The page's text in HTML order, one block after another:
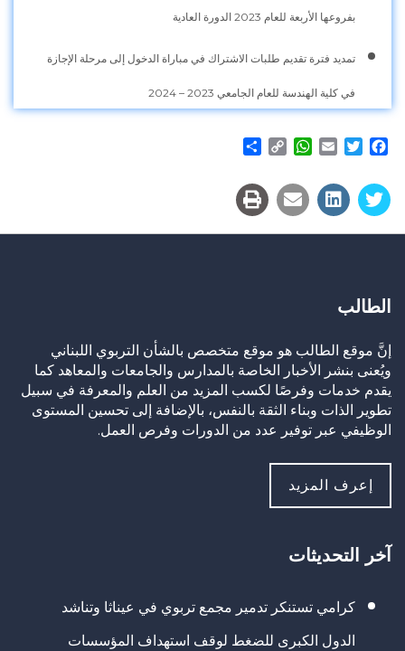
بفروعها الأربعة للعام 2023 الدورة العادية
تمديد فترة تقديم طلبات الاشتراك في مباراة الدخول إلى مرحلة الإجازة
في كلية الهندسة للعام الجامعي 2023 – 2024
Facebook
Twitter
Email
WhatsApp
Copy
الطالب
إنَّ موقع الطالب هو موقع متخصص بالشأن التربوي اللبناني
ويُعنى بنشر الأخبار الخاصة بالمدارس والجامعات والمعاهد كما
يقدم خدمات وفرصًا لكسب المزيد من العلم والمعرفة في سبيل
تطوير الذات وبناء الثقة بالنفس، بالإضافة إلى تحسين المستوى
الوظيفي عبر توفير عدد من الدورات وفرص العمل.
إعرف المزيد
آخر التحديثات
كرامي تستنكر تدمير مجمع تربوي في عيناثا وتناشد
الدول الكبرى للضغط لوقف استهداف المؤسسات